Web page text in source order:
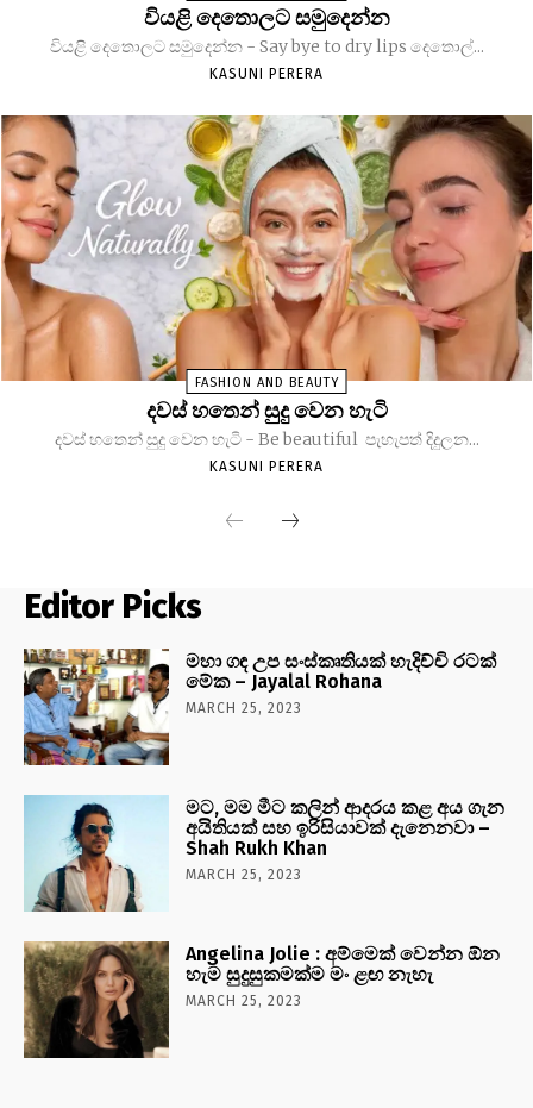
වියළි දෙතොලට සමුදෙන්න
වියළි දෙතොලට සමුදෙන්න - Say bye to dry lips දෙතොල්...
KASUNI PERERA
FASHION AND BEAUTY
දවස් හතෙන් සුදු වෙන හැටි
දවස් හතෙන් සුදු වෙන හැටි - Be beautiful පැහැපත් දිදුලන...
KASUNI PERERA
Editor Picks
මහා ගඳ උප සංස්කෘතියක් හැදිච්චි රටක්
මේක – Jayalal Rohana
MARCH 25, 2023
මට, මම මීට කලින් ආදරය කළ අය ගැන
අයිතියක් සහ ඉරිසියාවක් දැනෙනවා –
Shah Rukh Khan
MARCH 25, 2023
Angelina Jolie : අම්මෙක් වෙන්න ඕන
හැම සුදුසුකමක්ම මං ළඟ නැහැ
MARCH 25, 2023